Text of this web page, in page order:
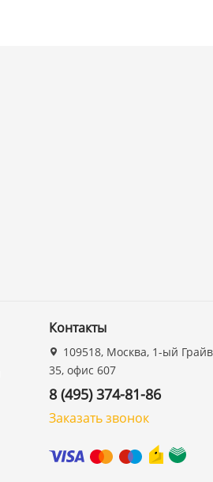
Контакты
109518, Москва, 1-ый
35, офис 607
8 (495) 374-81-86
Заказать звонок